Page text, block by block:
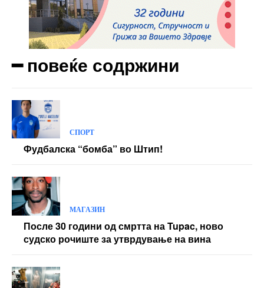
Yearly pricing Monthly pricing
━ повеќе содржини
СПОРТ
Фудбалска “бомба” во Штип!
МАГАЗИН
После 30 години од смртта на Tupac, ново
судско рочиште за утврдување на вина